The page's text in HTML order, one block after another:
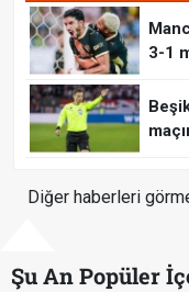
3-1
Diğer haberleri
Şu An Popüler